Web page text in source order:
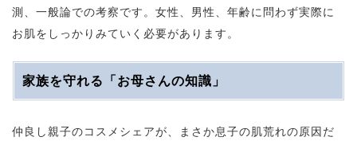
測、一般論での考察です。女性、男性、年齢に問わず実際に
お肌をしっかりみていく必要があります。
家族を守れる「お母さんの知識」
仲良し親子のコスメシェアが、まさか息子の肌荒れの原因だ